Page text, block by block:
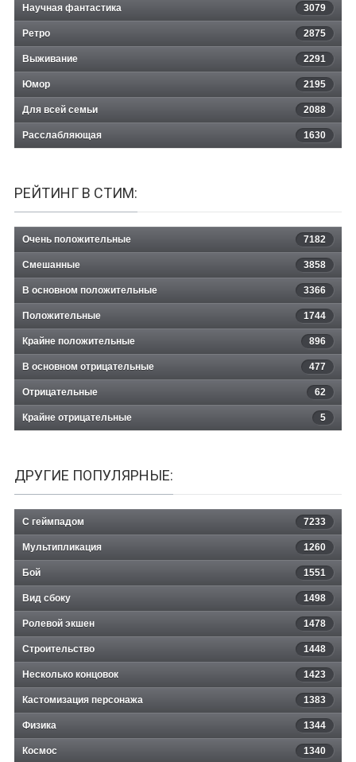
Научная фантастика 3079
Ретро 2875
Выживание 2291
Юмор 2195
Для всей семьи 2088
Расслабляющая 1630
РЕЙТИНГ В СТИМ:
Очень положительные 7182
Смешанные 3858
В основном положительные 3366
Положительные 1744
Крайне положительные 896
В основном отрицательные 477
Отрицательные 62
Крайне отрицательные 5
ДРУГИЕ ПОПУЛЯРНЫЕ:
С геймпадом 7233
Мультипликация 1260
Бой 1551
Вид сбоку 1498
Ролевой экшен 1478
Строительство 1448
Несколько концовок 1423
Кастомизация персонажа 1383
Физика 1344
Космос 1340